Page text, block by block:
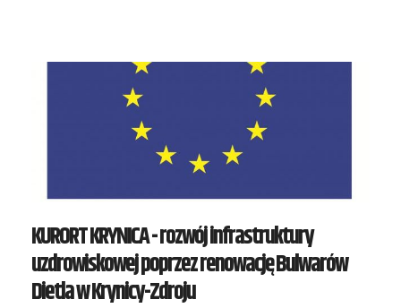
KURORT KRYNICA - rozwój infrastruktury
uzdrowiskowej poprzez renowację Bulwarów
Dietla w Krynicy-Zdroju